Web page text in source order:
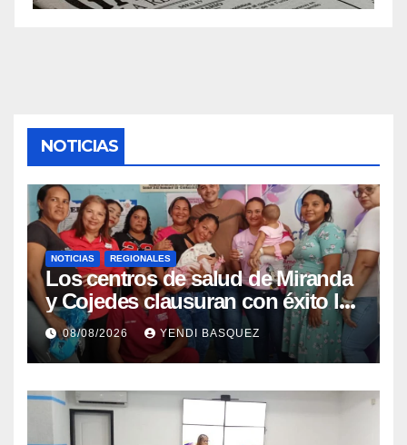
NOTICIAS
NOTICIAS REGIONALES
Los centros de salud de Miranda
y Cojedes clausuran con éxito la
Semana Mundial de la Lactancia
Materna
08/08/2026 YENDI BASQUEZ